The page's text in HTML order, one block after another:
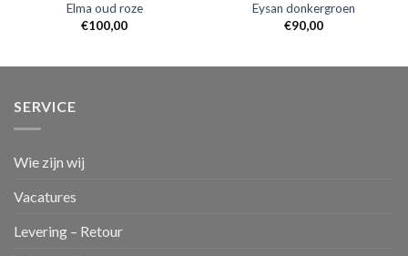
Elma oud roze
€100,00
Eysan donkergroen
€90,00
SERVICE
Wie zijn wij
Vacatures
Levering – Retour